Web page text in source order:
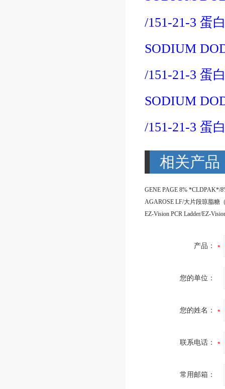
/151-21-3 蛋
SODIUM
/151-21-3 蛋
SODIUM
/151-21-3 蛋
相关产品
产品：
您的单位：
您的姓名：
联系电话：
常用邮箱：